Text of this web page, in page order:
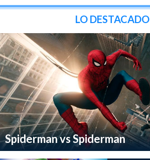
LO DESTACADO
Spiderman vs Spiderman